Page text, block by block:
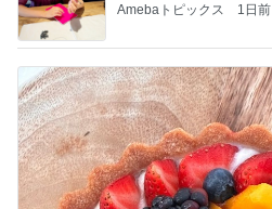
Amebaトピックス 1日前